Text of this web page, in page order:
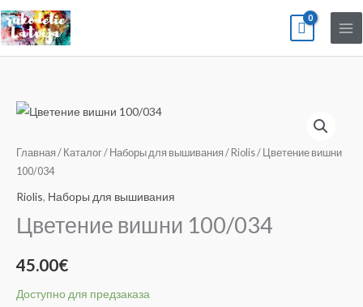
Перейти
к
содержимому
Главная / Каталог/ Наборы для вышивания / Riolis/ Цветение вишни
100/034
Riolis, Наборы для вышивания
Цветение вишни 100/034
45.00€
Доступно для предзаказа
Количество
Цветение
вишни
100/034